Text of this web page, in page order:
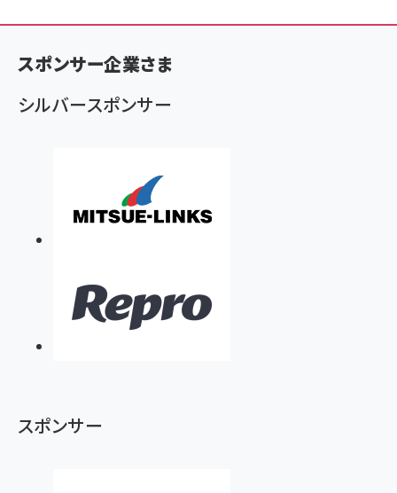
く
ず
スポンサー企業さま
シルバースポンサー
スポンサー